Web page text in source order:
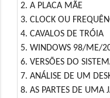
2. A PLACA MÃE
3. CLOCK OU
4. CAVALOS DE TRÓIA
5. WINDOWS 98/ME/
6. VERSÕES DO
7. ANÁLISE DE UM
8. AS PARTES DE UMA